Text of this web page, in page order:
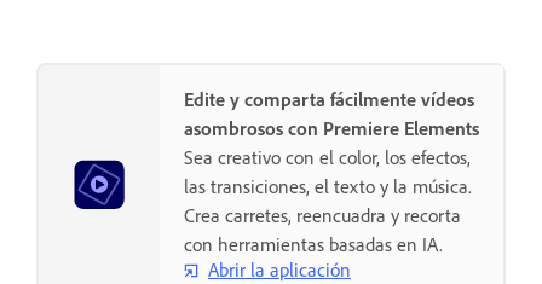
Edite y comparta fácilmente vídeos
asombrosos con Premiere Elements
Sea creativo con el color, los efectos,
las transiciones, el texto y la música.
Crea carretes, reencuadra y recorta
con herramientas basadas en IA.
Abrir la aplicación